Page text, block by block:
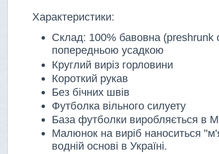
Характеристики:
Склад: 100% бавовна (preshrunk
попередньою усадкою
Круглий виріз горловини
Короткий рукав
Без бічних швів
Футболка вільного силуету
База футболки виробляється в
Малюнок на виріб наноситься
водній основі в Україні.